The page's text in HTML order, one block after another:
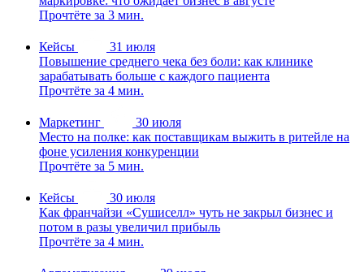
Прочтёте за 3 мин.
Кейсы
31 июля
Повышение среднего чека без боли: как клинике
зарабатывать больше с каждого пациента
Прочтёте за 4 мин.
Маркетинг
30 июля
Место на полке: как поставщикам выжить в ритейле на
фоне усиления конкуренции
Прочтёте за 5 мин.
Кейсы
30 июля
Как франчайзи «Сушиселл» чуть не закрыл бизнес и
потом в разы увеличил прибыль
Прочтёте за 4 мин.